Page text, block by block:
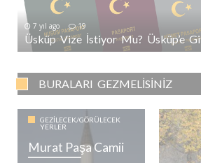
7 yıl ago 19
BURALARI GEZMELISINIZ
GEZILECEK/GÖRÜLECEK
YERLER
Murat Paşa Camii